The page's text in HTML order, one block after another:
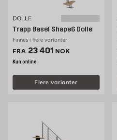
DOLLE
Trapp Basel Shape6 Dolle
Finnes i flere varianter
FRA Pris 23401 NOK /stk
23 401 NOK
Kun online
Flere varianter